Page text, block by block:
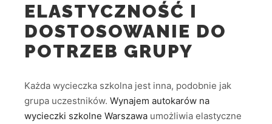
ELASTYCZNOŚĆ I
DOSTOSOWANIE DO
POTRZEB GRUPY
Każda wycieczka szkolna jest inna, podobnie jak
grupa uczestników. Wynajem autokarów na
wycieczki szkolne Warszawa umożliwia elastyczne